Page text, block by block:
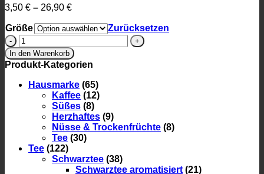
3,50 € – 26,90 €
Größe
Zurücksetzen
Früchteteemischung
Omas
Garten
Menge
In den Warenkorb
Produkt-Kategorien
Hausmarke (65)
Kaffee (12)
Süßes (8)
Herzhaftes (9)
Nüsse & Trockenfrüchte (8)
Tee (30)
Tee (122)
Schwarztee (38)
Schwarztee aromatisiert (21)